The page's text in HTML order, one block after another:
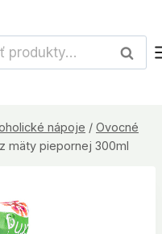
nápoje / Ovocné
mäty piepornej 300ml